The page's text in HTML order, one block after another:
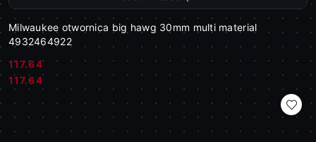
Milwaukee otwornica big hawg 30mm multi material
4932464922
Cena:
117.64
Cena:
117.64